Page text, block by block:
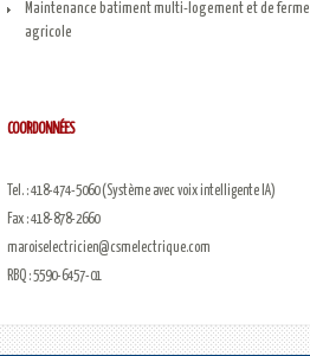
Maintenance batiment multi-logement et de ferme
agricole
COORDONNÉES
Tel. : 418-474-5060 (Système avec voix intelligente IA)
Fax : 418-878-2660
maroiselectricien@csmelectrique.com
RBQ : 5590-6457-01